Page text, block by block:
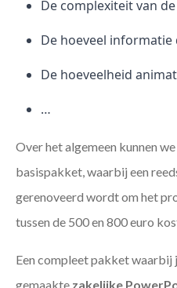
De complexiteit van
De hoeveel
De hoeveelheid
…
Over het algemeen kunnen
basispakket, waarbij een
gerenoveerd wordt om het
tussen de 500 en 800 euro
Een compleet pakket waarbij
gemaakte zakelijke